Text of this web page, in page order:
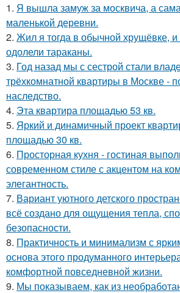
1. Я вышла замуж за москвича, а
маленькой деревни.
2. Жил я тогда в обычной хрущёвке, и
одолели тараканы.
3. Год назад мы с сестрой стали
трёхкомнатной квартиры в Москве -
наследство.
4. Эта квартира площадью 53 кв.
5. Яркий и динамичный проект
площадью 30 кв.
6. Просторная кухня - гостиная
современном стиле с акцентом на
элегантность.
7. Вариант уютного детского
всё создано для ощущения тепла,
безопасности.
8. Практичность и минимализм с
основа этого продуманного
комфортной повседневной жизни.
9. Мы показываем, как из